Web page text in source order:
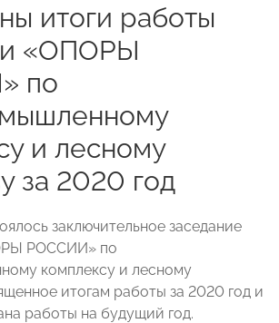
итоги работы
«ОПОРЫ
по
и лесному
за 2020 год
заключительное заседание
РОССИИ» по
комплексу и лесному
итогам работы за 2020 год и
работы на будущий год.